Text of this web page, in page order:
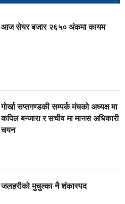
आज सेयर बजार २६५० अंकमा कायम
गोर्खा सप्तगण्डकी सम्पर्क मंचको अध्यक्ष मा
कपिल बन्जारा र सचीव मा मानस अधिकारी
चयन
जलहरीको मुचुल्का नै शंंकास्पद